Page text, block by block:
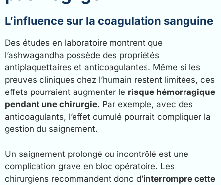
L’influence sur la coagulation sanguine
Des études en laboratoire montrent que
l’ashwagandha possède des propriétés
antiplaquettaires et anticoagulantes. Même si les
preuves cliniques chez l’humain restent limitées, ces
effets pourraient augmenter le risque hémorragique
pendant une chirurgie. Par exemple, avec des
anticoagulants, l’effet cumulé pourrait compliquer la
gestion du saignement.
Un saignement prolongé ou incontrôlé est une
complication grave en bloc opératoire. Les
chirurgiens recommandent donc d’interrompre cette